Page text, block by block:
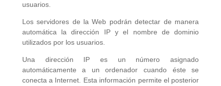
usuarios.
Los servidores de la Web podrán detectar de manera
automática la dirección IP y el nombre de dominio
utilizados por los usuarios.
Una dirección IP es un número asignado
automáticamente a un ordenador cuando éste se
conecta a Internet. Esta información permite el posterior